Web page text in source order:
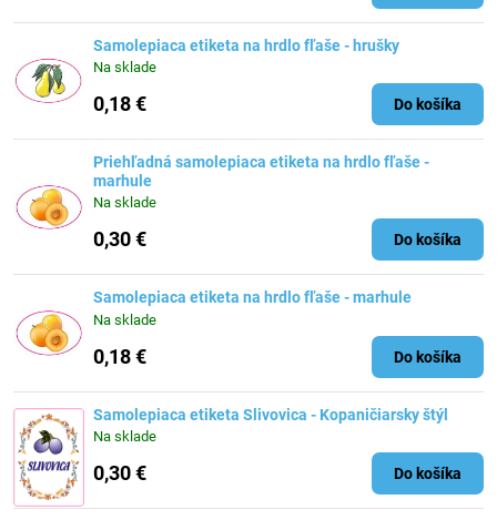
Samolepiaca etiketa na hrdlo fľaše - hrušky
Na sklade
0,18 € Do košíka
Priehľadná samolepiaca etiketa na hrdlo fľaše -
marhule
Na sklade
0,30 € Do košíka
Samolepiaca etiketa na hrdlo fľaše - marhule
Na sklade
0,18 € Do košíka
Samolepiaca etiketa Slivovica - Kopaničiarsky štýl
Na sklade
0,30 € Do košíka